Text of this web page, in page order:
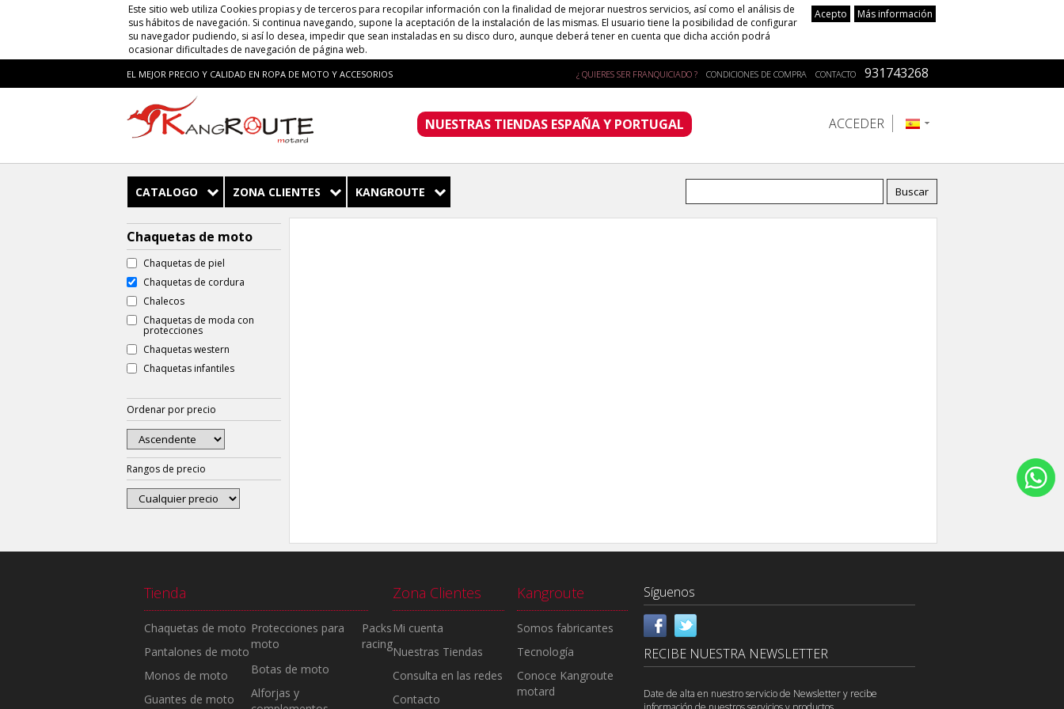
Este sitio web utiliza Cookies propias y de terceros para recopilar información con la finalidad de mejorar nuestros servicios, así como el análisis de
sus hábitos de navegación. Si continua navegando, supone la aceptación de la instalación de las mismas. El usuario tiene la posibilidad de configurar
su navegador pudiendo, si así lo desea, impedir que sean instaladas en su disco duro, aunque deberá tener en cuenta que dicha acción podrá
ocasionar dificultades de navegación de página web.
Acepto Más información
EL MEJOR PRECIO Y CALIDAD EN ROPA DE MOTO Y ACCESORIOS ¿ QUIERES SER FRANQUICIADO ? CONDICIONES DE COMPRA CONTACTO 931743268
NUESTRAS TIENDAS ESPAÑA Y PORTUGAL ACCEDER
CATALOGO ZONA CLIENTES KANGROUTE
Chaquetas de moto
Chaquetas de piel
Chaquetas de cordura
Chalecos
Chaquetas de moda con
protecciones
Chaquetas western
Chaquetas infantiles
Ordenar por precio
Rangos de precio
Tienda
Chaquetas de moto
Pantalones de moto
Monos de moto
Guantes de moto
Protecciones para
moto
Botas de moto
Alforjas y
Packs
racing
Zona Clientes
Mi cuenta
Nuestras Tiendas
Consulta en las redes
Contacto
Kangroute
Somos fabricantes
Tecnología
Conoce Kangroute
motard
Síguenos
RECIBE NUESTRA NEWSLETTER
Date de alta en nuestro servicio de Newsletter y recibe